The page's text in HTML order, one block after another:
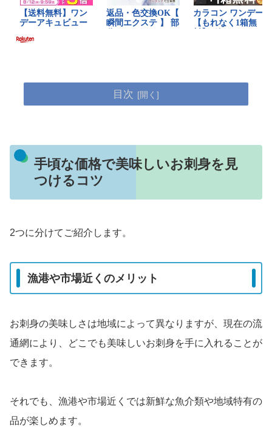
目次
手頃な価格で美味しいお刺身を見
つけるコツ
2つに分けてご紹介します。
漁港や市場近くのメリット
お刺身の美味しさは地域によって異なりますが、現在の流
通網により、どこでも美味しいお刺身を手に入れることが
できます。
それでも、漁港や市場近くでは新鮮な魚介類や地域特有の
品が楽しめます。